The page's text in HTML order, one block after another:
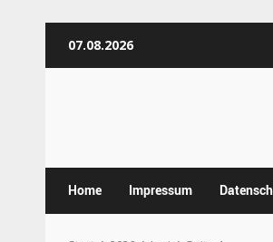
Inhalt07.08.2026
Home Impressum